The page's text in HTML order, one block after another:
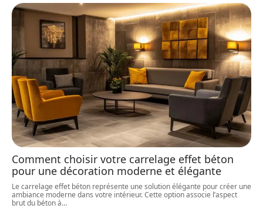
Comment choisir votre carrelage effet béton
pour une décoration moderne et élégante
Le carrelage effet béton représente une solution élégante pour créer une
ambiance moderne dans votre intérieur. Cette option associe l’aspect
brut du béton à…